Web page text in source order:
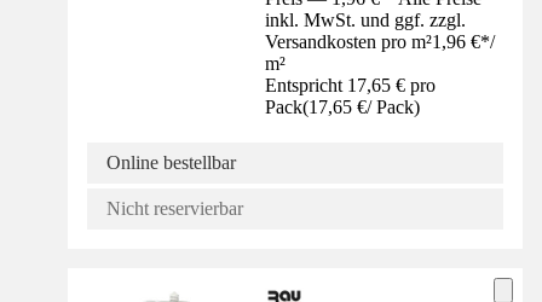
inkl. MwSt. und ggf. zzgl.
Versandkosten pro m²1,96 €*/
m²
Entspricht 17,65 € pro
Pack(17,65 €/ Pack)
Online bestellbar
Nicht reservierbar